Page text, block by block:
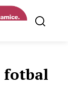
fotbal